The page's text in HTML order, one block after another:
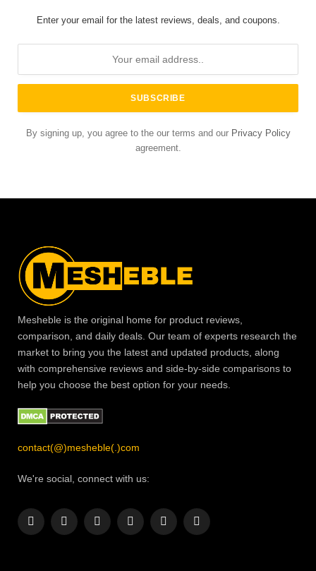
Enter your email for the latest reviews, deals, and coupons.
By signing up, you agree to the our terms and our Privacy Policy
agreement.
Mesheble is the original home for product reviews,
comparison, and daily deals. Our team of experts research the
market to bring you the latest and updated products, along
with comprehensive reviews and side-by-side comparisons to
help you choose the best option for your needs.
contact(@)mesheble(.)com
We're social, connect with us:
Facebook
X
InstagramPinterestYouTubeLinkedIn